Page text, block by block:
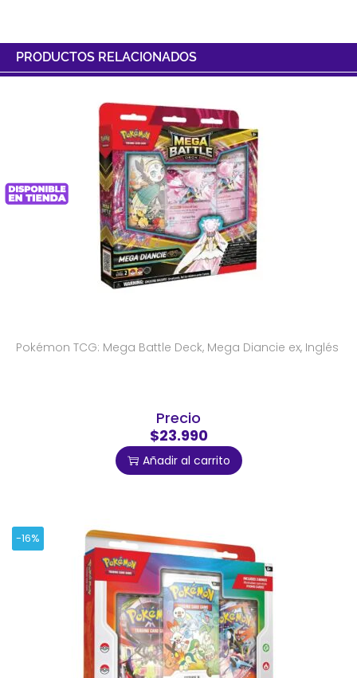
PRODUCTOS RELACIONADOS
Pokémon TCG: Mega Battle Deck, Mega Diancie ex, Inglés
Precio
$23.990
Añadir al carrito
-16%